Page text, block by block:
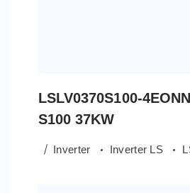
LSLV0370S100-
S100 37KW
Inverter Inverter LS